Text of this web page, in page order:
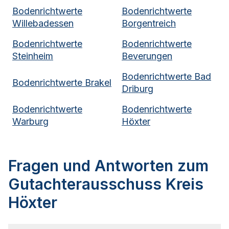
Bodenrichtwerte
Willebadessen
Bodenrichtwerte
Borgentreich
Bodenrichtwerte
Steinheim
Bodenrichtwerte
Beverungen
Bodenrichtwerte Brakel
Bodenrichtwerte Bad
Driburg
Bodenrichtwerte
Warburg
Bodenrichtwerte
Höxter
Fragen und Antworten zum
Gutachterausschuss Kreis
Höxter